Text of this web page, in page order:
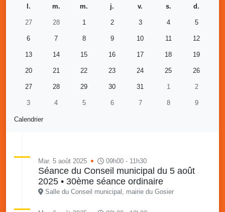
Calendrier
l.
m. m. j. v. s. d.
27 28 1 2 3 4 5
6 7 8 9 10 11 12
13 14 15 16 17 18 19
20 21 22 23 24 25 26
27 28 29 30 31 1 2
3 4 5 6 7 8 9
Mar. 5 août 2025 09h00 - 11h30
Séance du Conseil municipal du 5 août
2025 • 30ème séance ordinaire
Salle du Conseil municipal, mairie du Gosier